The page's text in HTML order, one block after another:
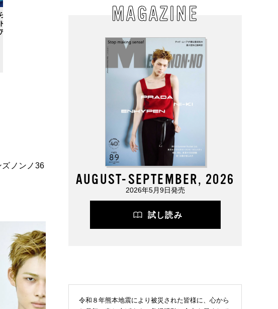
にあか
ット）
イテム
クニッ
メレビュー／LUSH コー
ルドウォータースーザー
ロエベの新しい世界へよ
うこそ。大胆なコントラ
。装う喜び、明るいスピ
リット
ノンノ36
MAGAZINE
AUGUST-SEPTEMBER, 2026
2026年5月9日発売
試し読み
令和８年熊本地震により被災された皆様に、心から